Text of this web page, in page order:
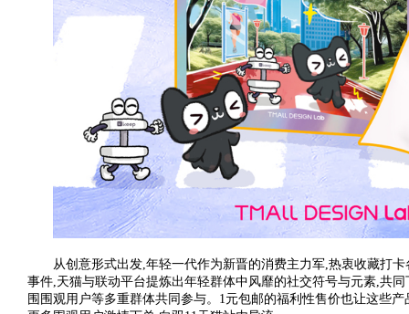
从创意形式出发,年轻一代作为新晋的消费主力军,热衷收藏打
事件,天猫与联动平台提炼出年轻群体中风靡的社交符号与元素,共
围围观用户等多重群体共同参与。1元包邮的福利性售价也让这些